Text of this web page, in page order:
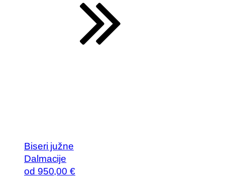
Biseri južne
Dalmacije
od 950,00 €